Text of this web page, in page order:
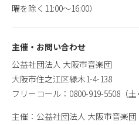
曜を除く11:00～16:00）
主催・お問い合わせ
公益社団法人 大阪市音楽団
大阪市住之江区緑木1-4-138
フリーコール：0800-919-5508（土
主催：公益社団法人 大阪市音楽団